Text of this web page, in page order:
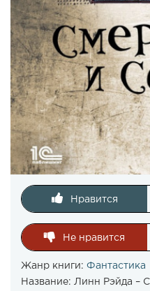
Нравится
Не нравится
Жанр книги: Фантастика
Название: Линн Рэйда –